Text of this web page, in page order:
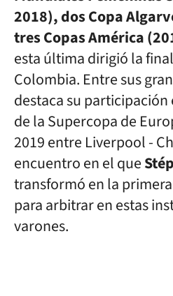
2018), dos Copa
tres Copas América
esta última dirigió la
Colombia. Entre sus
destaca su participación
de la Supercopa de
2019 entre Liverpool -
encuentro en el que
transformó en la
para arbitrar en estas
varones.